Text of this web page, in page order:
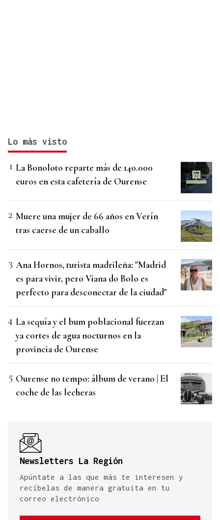
Lo más visto
La Bonoloto reparte más de 140.000
euros en esta cafetería de Ourense
Muere una mujer de 66 años en Verín
tras caerse de un caballo
Ana Hornos, turista madrileña: "Madrid
es para vivir, pero Viana do Bolo es
perfecto para desconectar de la ciudad"
La sequía y el bum poblacional fuerzan
ya cortes de agua nocturnos en la
provincia de Ourense
Ourense no tempo: álbum de verano | El
coche de las lecheras
Newsletters La Región
Apúntate a las que más te interesen y
recíbelas de manera gratuita en tu
correo electrónico